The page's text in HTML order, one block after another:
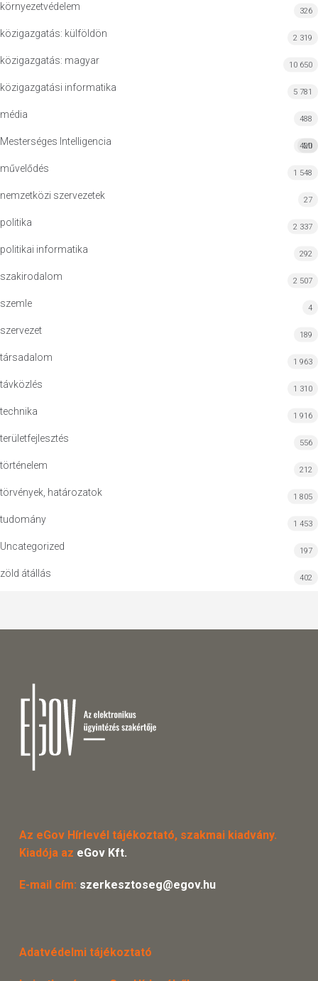
környezetvédelem 326
közigazgatás: külföldön 2 319
közigazgatás: magyar 10 650
közigazgatási informatika 5 781
média 488
Mesterséges Intelligencia MI
420
művelődés 1 548
nemzetközi szervezetek 27
politika 2 337
politikai informatika 292
szakirodalom 2 507
szemle 4
szervezet 189
társadalom 1 963
távközlés 1 310
technika 1 916
területfejlesztés 556
történelem 212
törvények, határozatok 1 805
tudomány 1 453
Uncategorized 197
zöld átállás 402
Az eGov Hírlevél tájékoztató, szakmai kiadvány.
Kiadója az eGov Kft.
E-mail cím: szerkesztoseg@egov.hu
Adatvédelmi tájékoztató